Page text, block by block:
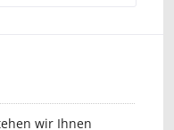
wir Ihnen